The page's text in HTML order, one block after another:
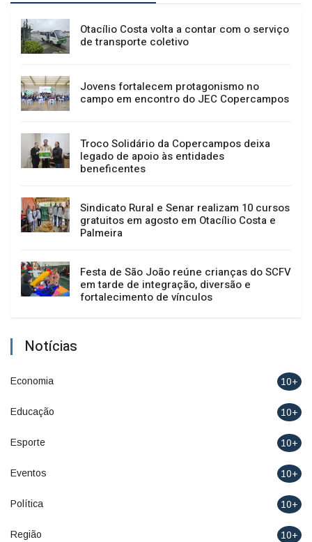
Otacílio Costa volta a contar com o serviço
de transporte coletivo
Jovens fortalecem protagonismo no
campo em encontro do JEC Copercampos
Troco Solidário da Copercampos deixa
legado de apoio às entidades
beneficentes
Sindicato Rural e Senar realizam 10 cursos
gratuitos em agosto em Otacílio Costa e
Palmeira
Festa de São João reúne crianças do SCFV
em tarde de integração, diversão e
fortalecimento de vínculos
Notícias
Economia 10+
Educação 10+
Esporte 10+
Eventos 10+
Política 10+
Região 10+